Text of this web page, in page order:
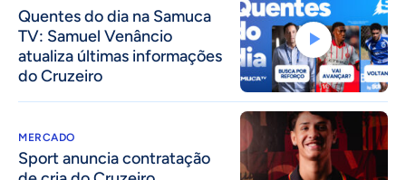
Quentes do dia na Samuca
TV: Samuel Venâncio
atualiza últimas informações
do Cruzeiro
MERCADO
Sport anuncia contratação